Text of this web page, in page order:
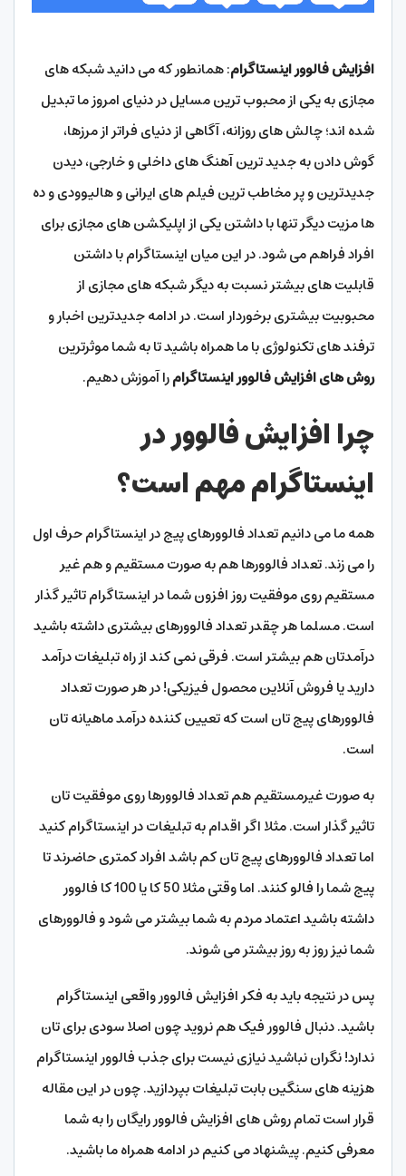
افزایش فالوور اینستاگرام: همانطور که می دانید شبکه های
مجازی به یکی از محبوب ترین مسایل در دنیای امروز ما تبدیل
شده اند؛ چالش های روزانه، آگاهی از دنیای فراتر از مرزها،
گوش دادن به جدید ترین آهنگ های داخلی و خارجی، دیدن
جدیدترین و پر مخاطب ترین فیلم های ایرانی و هالیوودی و ده
ها مزیت دیگر تنها با داشتن یکی از اپلیکشن های مجازی برای
افراد فراهم می شود. در این میان اینستاگرام با داشتن
قابلیت های بیشتر نسبت به دیگر شبکه های مجازی از
محبوبیت بیشتری برخوردار است. در ادامه جدیدترین اخبار و
ترفند های تکنولوژی با ما همراه باشید تا به شما موثرترین
روش های افزایش فالوور اینستاگرامرا آموزش دهیم.
چرا افزایش فالوور در
اینستاگرام مهم است؟
همه ما می دانیم تعداد فالوورهای پیج در اینستاگرام حرف اول
را می زند. تعداد فالوورها هم به صورت مستقیم و هم غیر
مستقیم روی موفقیت روز افزون شما در اینستاگرام تاثیر گذار
است. مسلما هر چقدر تعداد فالوورهای بیشتری داشته باشید
درآمدتان هم بیشتر است. فرقی نمی کند از راه تبلیغات درآمد
دارید یا فروش آنلاین محصول فیزیکی! در هر صورت تعداد
فالوورهای پیج تان است که تعیین کننده درآمد ماهیانه تان
است.
به صورت غیرمستقیم هم تعداد فالوورها روی موفقیت تان
تاثیر گذار است. مثلا اگر اقدام به تبلیغات در اینستاگرام کنید
اما تعداد فالوورهای پیج تان کم باشد افراد کمتری حاضرند تا
پیج شما را فالو کنند. اما وقتی مثلا 50 کا یا 100 کا فالوور
داشته باشید اعتماد مردم به شما بیشتر می شود و فالوورهای
شما نیز روز به روز بیشتر می شوند.
پس در نتیجه باید به فکر افزایش فالوور واقعی اینستاگرام
باشید. دنبال فالوور فیک هم نروید چون اصلا سودی برای تان
ندارد! نگران نباشید نیازی نیست برای جذب فالوور اینستاگرام
هزینه های سنگین بابت تبلیغات بپردازید. چون در این مقاله
قرار است تمام روش های افزایش فالوور رایگان را به شما
معرفی کنیم. پیشنهاد می کنیم در ادامه همراه ما باشید.